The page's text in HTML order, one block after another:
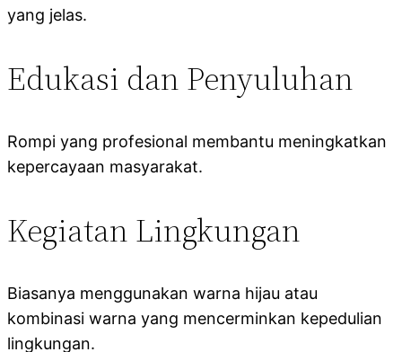
yang jelas.
Edukasi dan Penyuluhan
Rompi yang profesional membantu meningkatkan
kepercayaan masyarakat.
Kegiatan Lingkungan
Biasanya menggunakan warna hijau atau
kombinasi warna yang mencerminkan kepedulian
lingkungan.